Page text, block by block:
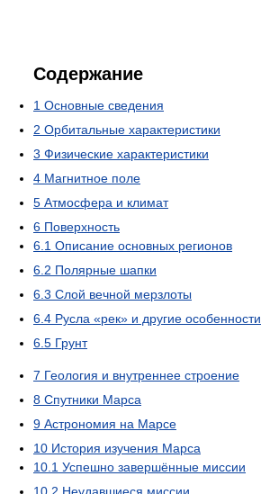
Содержание
1 Основные сведения
2 Орбитальные характеристики
3 Физические характеристики
4 Магнитное поле
5 Атмосфера и климат
6 Поверхность
6.1 Описание основных регионов
6.2 Полярные шапки
6.3 Слой вечной мерзлоты
6.4 Русла «рек» и другие особенности
6.5 Грунт
7 Геология и внутреннее строение
8 Спутники Марса
9 Астрономия на Марсе
10 История изучения Марса
10.1 Успешно завершённые миссии